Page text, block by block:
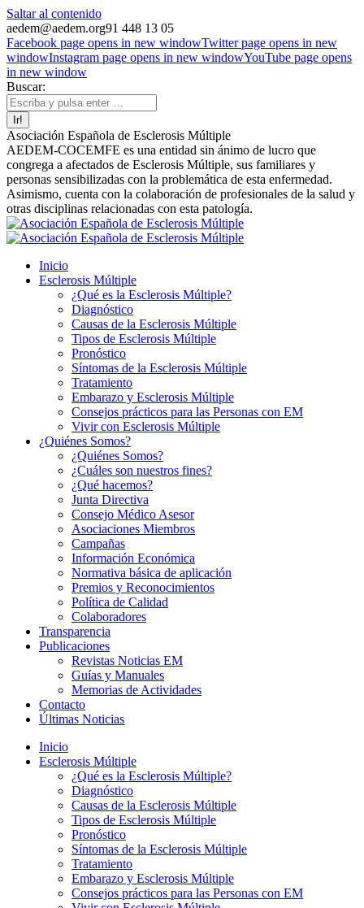
Saltar al contenido
aedem@aedem.org91 448 13 05
Facebook page opens in new windowTwitter page opens in new
windowInstagram page opens in new windowYouTube page opens
in new window
Buscar:
Asociación Española de Esclerosis Múltiple
AEDEM-COCEMFE es una entidad sin ánimo de lucro que
congrega a afectados de Esclerosis Múltiple, sus familiares y
personas sensibilizadas con la problemática de esta enfermedad.
Asimismo, cuenta con la colaboración de profesionales de la salud y
otras disciplinas relacionadas con esta patología.
Inicio
Esclerosis Múltiple
¿Qué es la Esclerosis Múltiple?
Diagnóstico
Causas de la Esclerosis Múltiple
Tipos de Esclerosis Múltiple
Pronóstico
Síntomas de la Esclerosis Múltiple
Tratamiento
Embarazo y Esclerosis Múltiple
Consejos prácticos para las Personas con EM
Vivir con Esclerosis Múltiple
¿Quiénes Somos?
¿Quiénes Somos?
¿Cuáles son nuestros fines?
¿Qué hacemos?
Junta Directiva
Consejo Médico Asesor
Asociaciones Miembros
Campañas
Información Económica
Normativa básica de aplicación
Premios y Reconocimientos
Política de Calidad
Colaboradores
Transparencia
Publicaciones
Revistas Noticias EM
Guías y Manuales
Memorias de Actividades
Contacto
Últimas Noticias
Inicio
Esclerosis Múltiple
¿Qué es la Esclerosis Múltiple?
Diagnóstico
Causas de la Esclerosis Múltiple
Tipos de Esclerosis Múltiple
Pronóstico
Síntomas de la Esclerosis Múltiple
Tratamiento
Embarazo y Esclerosis Múltiple
Consejos prácticos para las Personas con EM